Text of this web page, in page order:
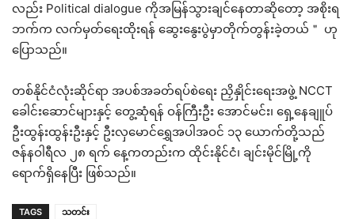
လည်း Political dialogue ကိုအမြန်သွားချင်နေတာဆိုတော့ အစိုးရ
ဘက်က လက်မှတ်ရေးထိုးရန် ဆွေးနွေးပွဲမှာတိုက်တွန်းခဲ့တယ်＂ ဟု
ပြောသည်။
တစ်နိုင်ငံလုံးဆိုင်ရာ အပစ်အခတ်ရပ်စဲရေး ညှိနှိုင်းရေးအဖွဲ့ NCCT
ခေါင်းဆောင်များနှင့် တွေ့ဆုံရန် ဝန်ကြီးဦး အောင်မင်း၊ ရှေ့နေချူပ်
ဦးထွန်းထွန်းဦးနှင့် ဦးလှမောင်ရွှေအပါအဝင် ၁၃ ယောက်တို့သည်
ဇန်နဝါရီလ ၂၈ ရက် နေ့ကတည်းက ထိုင်းနိုင်ငံ၊ ချင်းမိုင်မြို့ကို
ရောက်ရှိနေပြီး ဖြစ်သည်။
TAGS သတင်း